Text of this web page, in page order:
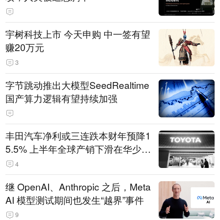
宇树科技上市 今天申购 中一签有望
赚20万元
3
字节跳动推出大模型SeedRealtime
国产算力逻辑有望持续加强
丰田汽车净利或三连跌本财年预降1
5.5% 上半年全球产销下滑在华少卖
14.3万辆
4
继 OpenAI、Anthropic 之后，Meta
AI 模型测试期间也发生“越界”事件
9